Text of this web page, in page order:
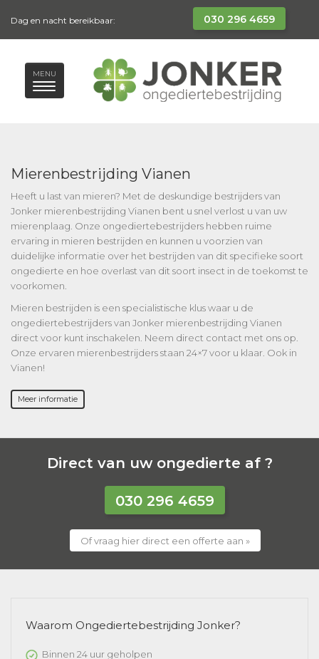
Dag en nacht bereikbaar: 030 296 4659
MENU
Mierenbestrijding Vianen
Heeft u last van mieren? Met de deskundige bestrijders van
Jonker mierenbestrijding Vianen bent u snel verlost u van uw
mierenplaag. Onze ongediertebestrijders hebben ruime
ervaring in mieren bestrijden en kunnen u voorzien van
duidelijke informatie over het bestrijden van dit specifieke soort
ongedierte en hoe overlast van dit soort insect in de toekomst te
voorkomen.
Mieren bestrijden is een specialistische klus waar u de
ongediertebestrijders van Jonker mierenbestrijding Vianen
direct voor kunt inschakelen. Neem direct contact met ons op.
Onze ervaren mierenbestrijders staan 24×7 voor u klaar. Ook in
Vianen!
Meer informatie
Direct van uw ongedierte af ?
030 296 4659
Of vraag hier direct een offerte aan »
Waarom Ongediertebestrijding Jonker?
Binnen 24 uur geholpen